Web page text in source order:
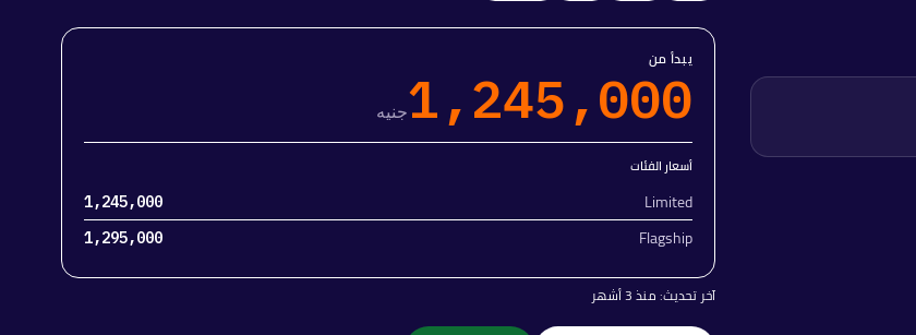
يبدأ من
1,245,000جنيه
أسعار الفئات
Limited
1,245,000
Flagship
1,295,000
آخر تحديث:منذ 3 أشهر